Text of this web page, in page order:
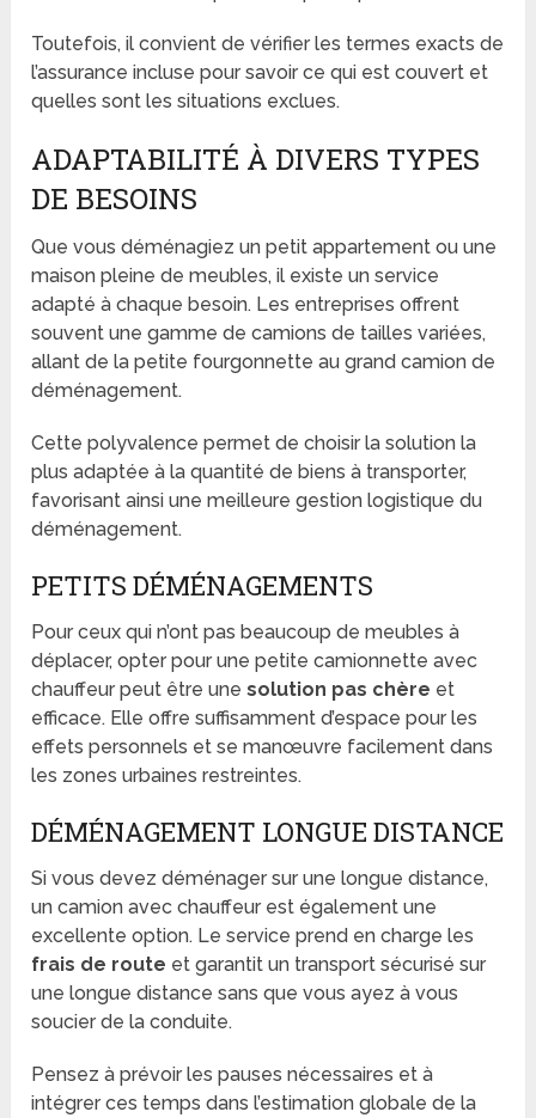
Toutefois, il convient de vérifier les termes exacts de
l’assurance incluse pour savoir ce qui est couvert et
quelles sont les situations exclues.
ADAPTABILITÉ À DIVERS TYPES
DE BESOINS
Que vous déménagiez un petit appartement ou une
maison pleine de meubles, il existe un service
adapté à chaque besoin. Les entreprises offrent
souvent une gamme de camions de tailles variées,
allant de la petite fourgonnette au grand camion de
déménagement.
Cette polyvalence permet de choisir la solution la
plus adaptée à la quantité de biens à transporter,
favorisant ainsi une meilleure gestion logistique du
déménagement.
PETITS DÉMÉNAGEMENTS
Pour ceux qui n’ont pas beaucoup de meubles à
déplacer, opter pour une petite camionnette avec
chauffeur peut être unesolution pas chère et
efficace. Elle offre suffisamment d’espace pour les
effets personnels et se manœuvre facilement dans
les zones urbaines restreintes.
DÉMÉNAGEMENT LONGUE DISTANCE
Si vous devez déménager sur une longue distance,
un camion avec chauffeur est également une
excellente option. Le service prend en charge les
frais de route et garantit un transport sécurisé sur
une longue distance sans que vous ayez à vous
soucier de la conduite.
Pensez à prévoir les pauses nécessaires et à
intégrer ces temps dans l’estimation globale de la